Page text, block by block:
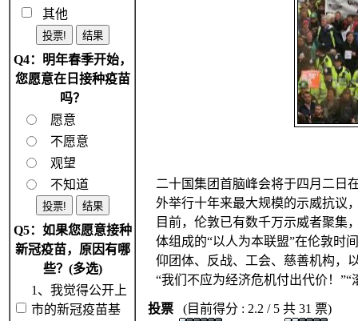
其他
Q4：明年春季开始，
您愿意在日接种疫苗
吗？
愿意
不愿意
观望
不知道
Q5：如果您愿意接种
新冠疫苗，原因有哪
些？(多选)
1、我觉得公开上
市的新冠疫苗基
二十国集团首脑峰会将于四月二日
外举行十年来最大规模的示威抗议
目前，伦敦已有数千万示威者聚集
体组成的“以人为本联盟”在伦敦时
仰团体、反战、工会、慈善机构，
“我们不应为经济危机付出代价！
投票 (目前得分 : 2.2 / 5 共 31 票)